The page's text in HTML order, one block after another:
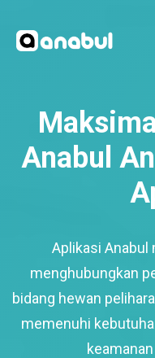
Anabul
Aplikasi Anabul
menghubungkan
bidang hewan
memenuhi